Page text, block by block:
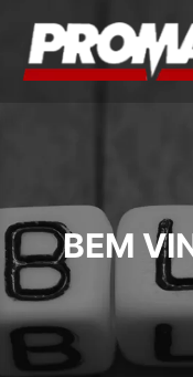
BEM